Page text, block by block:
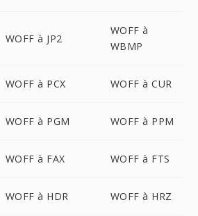
WOFF à JP2
WOFF à
WBMP
WOFF à PCX WOFF à CUR
WOFF à PGM WOFF à PPM
WOFF à FAX WOFF à FTS
WOFF à HDR WOFF à HRZ